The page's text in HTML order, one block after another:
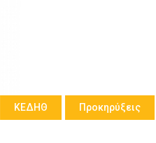
ΚΕΔΗΘ Προκηρύξεις